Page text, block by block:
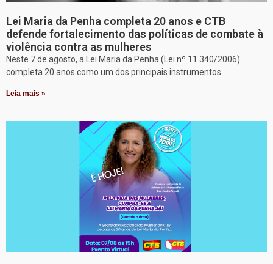
Lei Maria da Penha completa 20 anos e CTB
defende fortalecimento das políticas de combate à
violência contra as mulheres
Neste 7 de agosto, a Lei Maria da Penha (Lei nº 11.340/2006)
completa 20 anos como um dos principais instrumentos
Leia mais »